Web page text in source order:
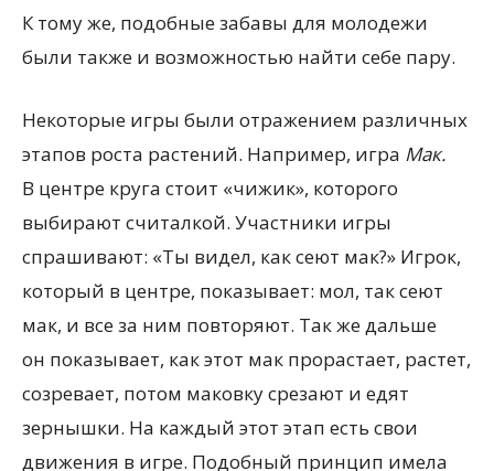
К тому же, подобные забавы для молодежи
были также и возможностью найти себе пару.
Некоторые игры были отражением различных
этапов роста растений. Например, игра Мак.
В центре круга стоит «чижик», которого
выбирают считалкой. Участники игры
спрашивают: «Ты видел, как сеют мак?» Игрок,
который в центре, показывает: мол, так сеют
мак, и все за ним повторяют. Так же дальше
он показывает, как этот мак прорастает, растет,
созревает, потом маковку срезают и едят
зернышки. На каждый этот этап есть свои
движения в игре. Подобный принцип имела